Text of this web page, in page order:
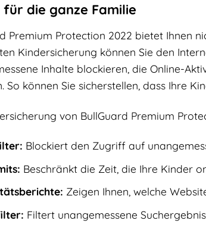
für die ganze Familie
Premium Protection 2022 bietet Ihnen
Kindersicherung können Sie den
Inhalte blockieren, die Online-
So können Sie sicherstellen, dass Ihre
von BullGuard Premium
Blockiert den Zugriff auf
Beschränkt die Zeit, die Ihre Kinder
Zeigen Ihnen, welche
Filtert unangemessene